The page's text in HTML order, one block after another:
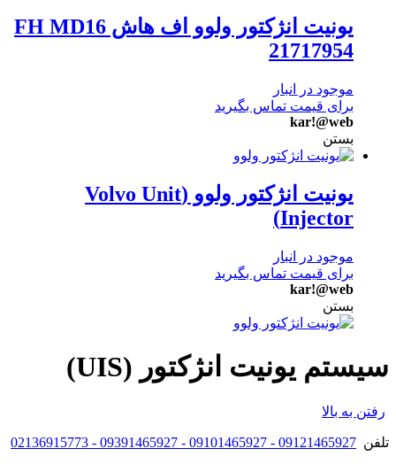
یونیت انژکتور ولوو اف هاش FH MD16
21717954
موجود در انبار
برای قیمت تماس بگیرید
kar!@web
بستن
یونیت انژکتور ولوو (Volvo Unit
Injector)
موجود در انبار
برای قیمت تماس بگیرید
kar!@web
بستن
سیستم یونیت انژکتور (UIS)
رفتن به بالا
تلفن 09121465927 - 09101465927 - 09391465927 - 02136915773